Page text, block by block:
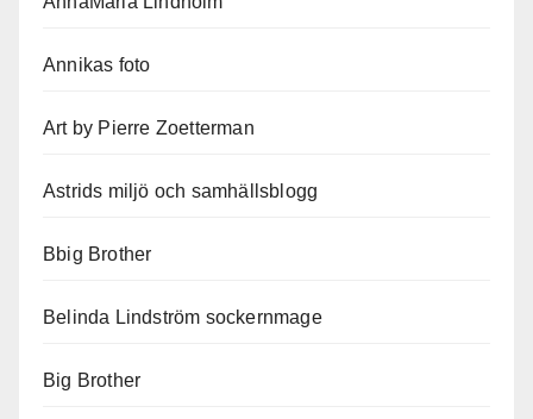
Annikas foto
Art by Pierre Zoetterman
Astrids miljö och samhällsblogg
Bbig Brother
Belinda Lindström sockernmage
Big Brother